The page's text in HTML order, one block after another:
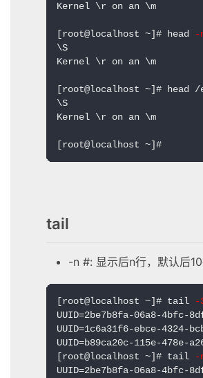
Kernel \r on an \m
[root@localhost ~]# head -
\S
Kernel \r on an \m
[root@localhost ~]# head
\S
Kernel \r on an \m
[root@localhost ~]#
tail
-n #: 显示后n行，默认后10
[root@localhost ~]# tail -
UUID=2be7b8fa-06a8-
UUID=1c6a31f6-ebce-4324-
UUID=b89ca20c-115e-478e-
[root@localhost ~]# tail
-
UUID=2be7b8fa-06a8-